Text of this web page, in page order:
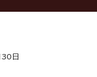
日